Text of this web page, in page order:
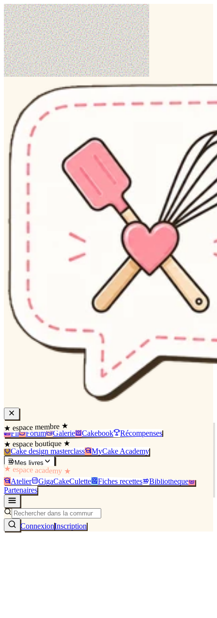
★ espace membre ★
Fil Forum Galerie Cakebook Récompenses
★ espace boutique ★
Cake design masterclass MyCake Academy
Mes livres
★ espace academy ★
Atelier GigaCakeCulette Fiches recettes
Bibliothèque
Partenaires
ConnexionInscription